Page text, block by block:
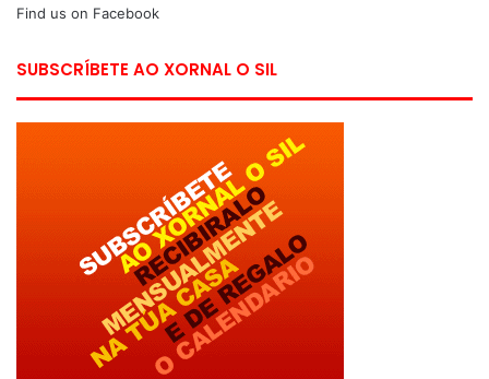
Find us on Facebook
SUBSCRÍBETE AO XORNAL O SIL